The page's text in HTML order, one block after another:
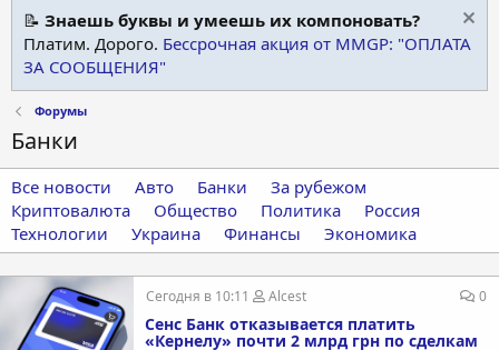
📝 Знаешь буквы и умеешь их компоновать?
Платим. Дорого. Бессрочная акция от MMGP: "ОПЛАТА
ЗА СООБЩЕНИЯ"
Форумы
Банки
Все новости Авто Банки
За рубежом
Криптовалюта
Общество Политика
Россия
Технологии
Украина Финансы Экономика
Сенс Банк отказывается платить
«Кернелу» почти 2 млрд грн по сделкам
Сегодня в 10:11 Alcest 0